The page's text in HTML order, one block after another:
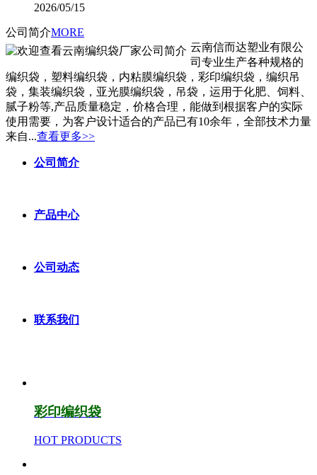
2026/05/15
公司简介MORE
云南信而达塑业有限公
司专业生产各种规格的
编织袋，塑料编织袋，内粘膜编织袋，彩印编织袋，编织吊
袋，集装编织袋，亚光膜编织袋，吊袋，运用于化肥、饲料、
腻子粉等,产品质量稳定，价格合理，能做到根据客户的实际
使用需要，为客户设计适合的产品已有10余年，全部技术力量
来自...查看更多>>
公司简介
产品中心
公司动态
联系我们
彩印编织袋
HOT PRODUCTS